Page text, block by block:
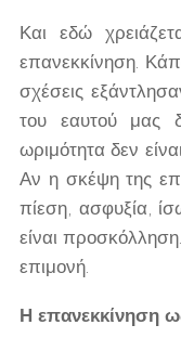
Και εδώ
επανεκκίνηση.
σχέσεις
του εαυτού μας
ωριμότητα δεν
Αν η σκέψη της
πίεση, ασφυξία,
είναι
επιμονή.
Η επανεκκίνηση